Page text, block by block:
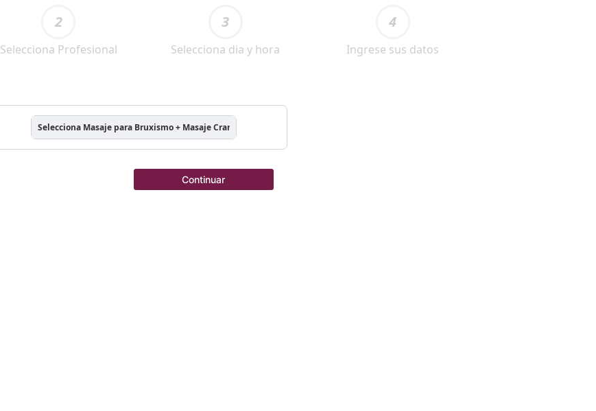
2
Selecciona Profesional
3
Selecciona dia y hora
4
Ingrese sus datos
Selecciona Masaje para Bruxismo + Masaje Craneal + Masaje para Cervicalgia + Piernas Cansadas
Continuar